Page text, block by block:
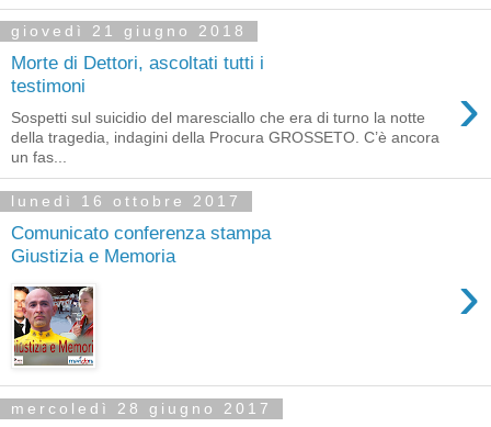
giovedì 21 giugno 2018
Morte di Dettori, ascoltati tutti i
testimoni
›
Sospetti sul suicidio del maresciallo che era di turno la notte
della tragedia, indagini della Procura GROSSETO. C’è ancora
un fas...
lunedì 16 ottobre 2017
Comunicato conferenza stampa
Giustizia e Memoria
›
mercoledì 28 giugno 2017